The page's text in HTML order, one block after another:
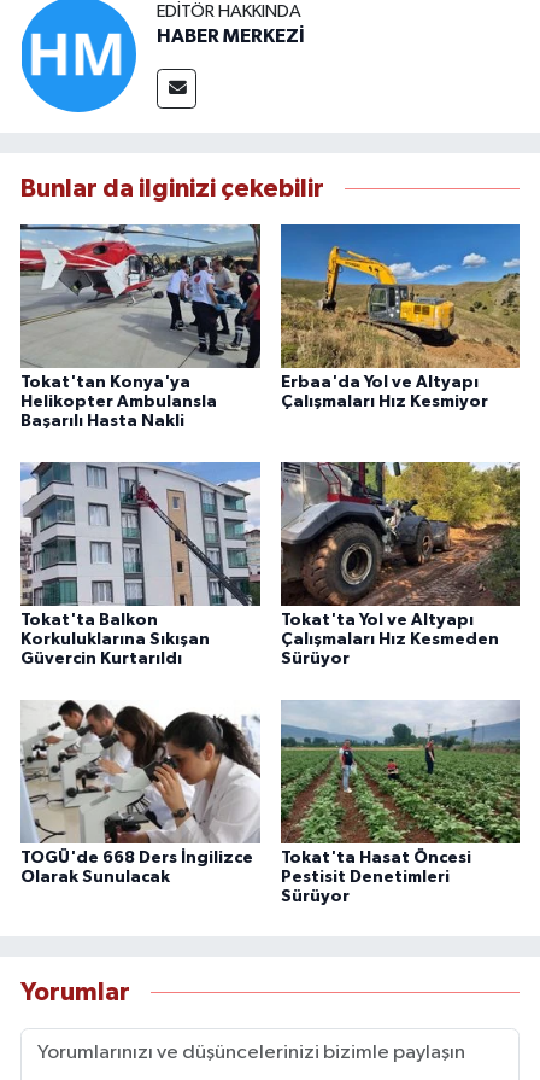
EDITÖR HAKKINDA
HABER MERKEZİ
Bunlar da ilginizi çekebilir
Tokat'tan Konya'ya
Helikopter Ambulansla
Başarılı Hasta Nakli
Erbaa'da Yol ve Altyapı
Çalışmaları Hız Kesmiyor
Tokat'ta Balkon
Korkuluklarına Sıkışan
Güvercin Kurtarıldı
Tokat'ta Yol ve Altyapı
Çalışmaları Hız Kesmeden
Sürüyor
TOGÜ'de 668 Ders İngilizce
Olarak Sunulacak
Tokat'ta Hasat Öncesi
Pestisit Denetimleri
Sürüyor
Yorumlar